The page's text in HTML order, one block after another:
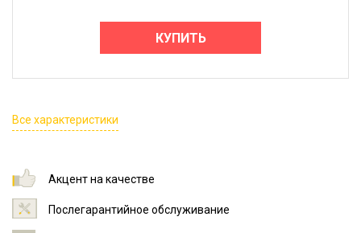
КУПИТЬ
Все характеристики
Акцент на качестве
Послегарантийное обслуживание